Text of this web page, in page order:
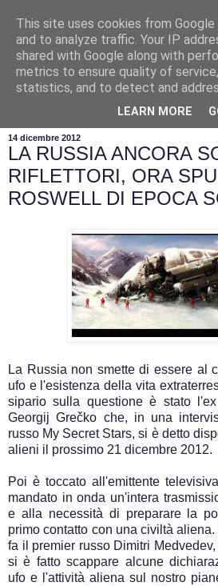
14 dicembre 2012
LA RUSSIA ANCORA
RIFLETTORI, ORA
ROSWELL DI EPOCA
La Russia non smette di essere al
ufo e l'esistenza della vita
sipario sulla questione è stato
Georgij Grečko che, in una
russo My Secret Stars, si è detto
alieni il prossimo 21 dicembre 2012.
Poi è toccato all'emittente
mandato in onda un'intera
e alla necessità di preparare la
primo contatto con una civiltà
fa il premier russo Dimitri Medvedev,
si è fatto scappare alcune
ufo e l'attività aliena sul nostro
This site uses cookies from
and to analyze traffic. Your IP
shared with Google along with
metrics to ensure quality of
statistics, and to detect and
LEARN MORE